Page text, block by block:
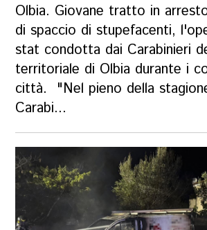
Olbia. Giovane tratto in
di spaccio di stupefacenti,
stat condotta dai Carabinieri
territoriale di Olbia durante i
città. "Nel pieno della
Carabi...